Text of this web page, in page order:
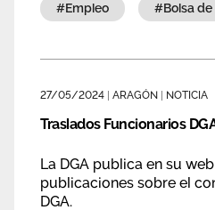
Ventajas
Noticias
Publicaciones
Área
#empleo #bolsa
27/05/2024 ARAGÓN NOTICIA
Traslados Funcionarios
La DGA publica en su
publicaciones sobre el
DGA.